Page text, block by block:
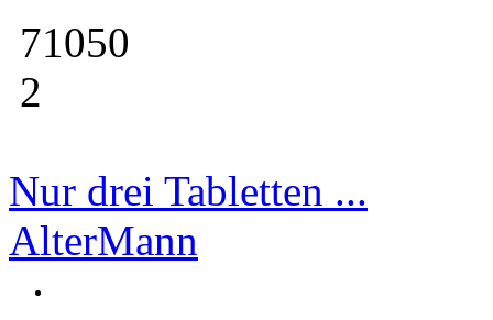
71050
2
Nur drei Tabletten ...
AlterMann